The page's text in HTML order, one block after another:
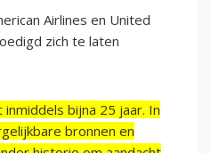
Airlines en United
zich te laten
bijna 25 jaar. In
bronnen en